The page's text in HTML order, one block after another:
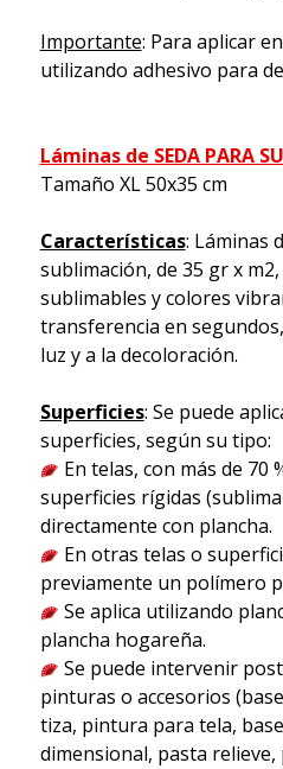
Importante: Para aplicar
utilizando adhesivo para
Láminas de SEDA PARA
Tamaño XL 50x35 cm
Características: Láminas
sublimación, de 35 gr x
sublimables y colores
transferencia en
luz y a la decoloración.
Superficies: Se puede
superficies, según su tipo:
En telas, con más de 70
superficies rígidas
directamente con plancha.
En otras telas o
previamente un polímero
Se aplica utilizando
plancha hogareña.
Se puede intervenir
pinturas o accesorios
tiza, pintura para tela,
dimensional, pasta relieve,